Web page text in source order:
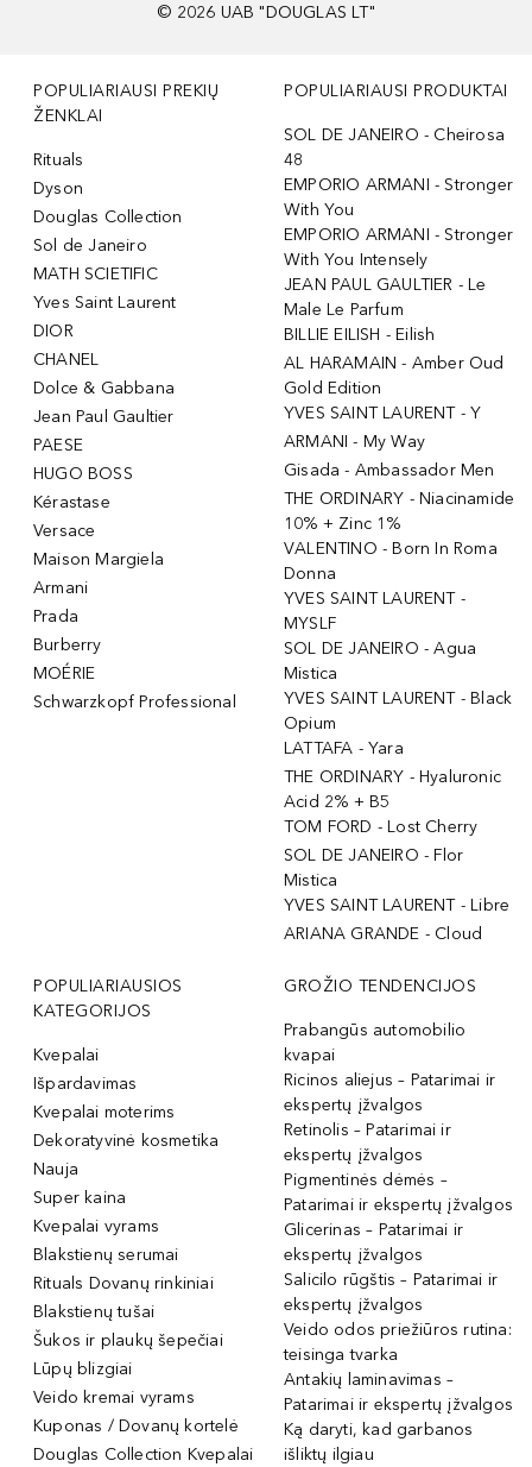
© 2026 UAB "DOUGLAS LT"
POPULIARIAUSI PREKIŲ
ŽENKLAI
Rituals
Dyson
Douglas Collection
Sol de Janeiro
MATH SCIETIFIC
Yves Saint Laurent
DIOR
CHANEL
Dolce & Gabbana
Jean Paul Gaultier
PAESE
HUGO BOSS
Kérastase
Versace
Maison Margiela
Armani
Prada
Burberry
MOÉRIE
Schwarzkopf Professional
POPULIARIAUSI PRODUKTAI
SOL DE JANEIRO - Cheirosa
48
EMPORIO ARMANI - Stronger
With You
EMPORIO ARMANI - Stronger
With You Intensely
JEAN PAUL GAULTIER - Le
Male Le Parfum
BILLIE EILISH - Eilish
AL HARAMAIN - Amber Oud
Gold Edition
YVES SAINT LAURENT - Y
ARMANI - My Way
Gisada - Ambassador Men
THE ORDINARY - Niacinamide
10% + Zinc 1%
VALENTINO - Born In Roma
Donna
YVES SAINT LAURENT -
MYSLF
SOL DE JANEIRO - Agua
Mistica
YVES SAINT LAURENT - Black
Opium
LATTAFA - Yara
THE ORDINARY - Hyaluronic
Acid 2% + B5
TOM FORD - Lost Cherry
SOL DE JANEIRO - Flor
Mistica
YVES SAINT LAURENT - Libre
ARIANA GRANDE - Cloud
POPULIARIAUSIOS
KATEGORIJOS
Kvepalai
Išpardavimas
Kvepalai moterims
Dekoratyvinė kosmetika
Nauja
Super kaina
Kvepalai vyrams
Blakstienų serumai
Rituals Dovanų rinkiniai
Blakstienų tušai
Šukos ir plaukų šepečiai
Lūpų blizgiai
Veido kremai vyrams
Kuponas / Dovanų kortelė
Douglas Collection Kvepalai
GROŽIO TENDENCIJOS
Prabangūs automobilio
kvapai
Ricinos aliejus – Patarimai ir
ekspertų įžvalgos
Retinolis – Patarimai ir
ekspertų įžvalgos
Pigmentinės dėmės –
Patarimai ir ekspertų įžvalgos
Glicerinas – Patarimai ir
ekspertų įžvalgos
Salicilo rūgštis – Patarimai ir
ekspertų įžvalgos
Veido odos priežiūros rutina:
teisinga tvarka
Antakių laminavimas –
Patarimai ir ekspertų įžvalgos
Ką daryti, kad garbanos
išliktų ilgiau